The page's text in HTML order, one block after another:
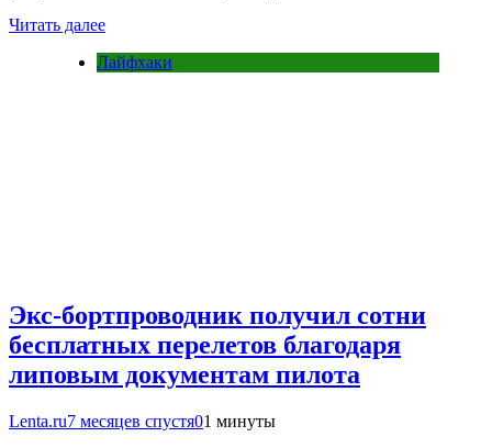
Читать далее
Лайфхаки
Экс-бортпроводник получил сотни
бесплатных перелетов благодаря
липовым документам пилота
Lenta.ru7 месяцев спустя01 минуты